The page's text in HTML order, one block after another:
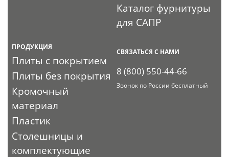
Каталог фурнитуры
для САПР
ПРОДУКЦИЯ
Плиты с покрытием
Плиты без покрытия
Кромочный
материал
Пластик
Столешницы и
комплектующие
СВЯЗАТЬСЯ С НАМИ
8 (800) 550-44-66
Звонок по России бесплатный